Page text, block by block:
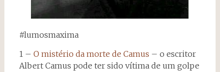
#lumosmaxima
1 – O mistério da morte de Camus – o escritor
Albert Camus pode ter sido vítima de um golpe